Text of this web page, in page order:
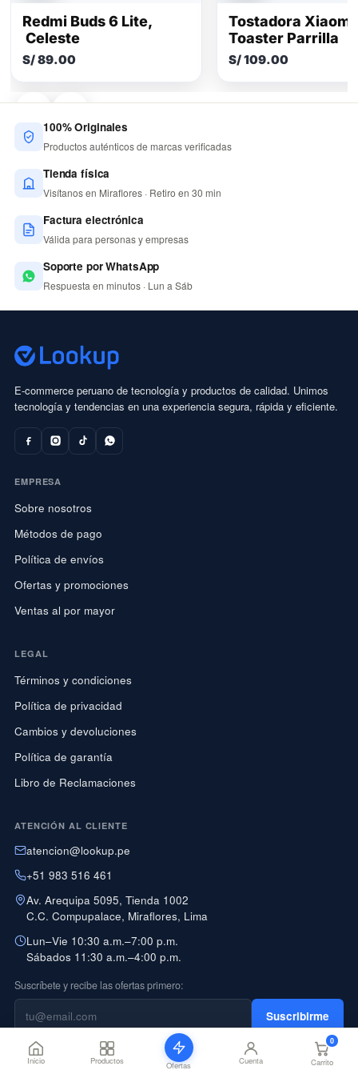
Inicio Productos Ofertas Cuenta
0
Carrito
Redmi Buds 6 Lite,
Celeste
S/ 89.00
Tostadora Xiaomi
Toaster Parrilla
S/ 109.00
100% Originales
Productos auténticos de marcas verificadas
Tienda física
Visítanos en Miraflores · Retiro en 30 min
Factura electrónica
Válida para personas y empresas
Soporte por WhatsApp
Respuesta en minutos · Lun a Sáb
E-commerce peruano de tecnología y productos de calidad. Unimos
tecnología y tendencias en una experiencia segura, rápida y eficiente.
EMPRESA
Sobre nosotros
Métodos de pago
Política de envíos
Ofertas y promociones
Ventas al por mayor
LEGAL
Términos y condiciones
Política de privacidad
Cambios y devoluciones
Política de garantía
Libro de Reclamaciones
ATENCIÓN AL CLIENTE
atencion@lookup.pe
+51 983 516 461
Av. Arequipa 5095, Tienda 1002
C.C. Compupalace, Miraflores, Lima
Lun–Vie 10:30 a.m.–7:00 p.m.
Sábados 11:30 a.m.–4:00 p.m.
Suscríbete y recibe las ofertas primero:
Suscribirme